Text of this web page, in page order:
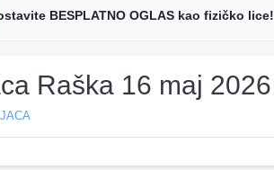
BESPLATNO OGLAS kao fizičko lice!
Raška 16 maj 2026